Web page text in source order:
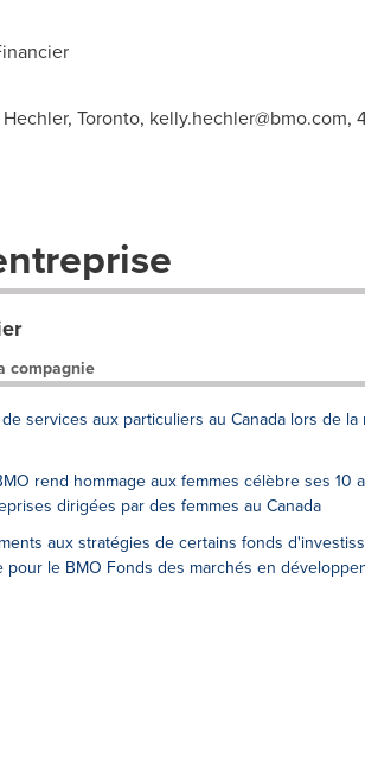
Toronto, kelly.hechler@bmo.com,
compagnie
services aux particuliers au Canada lors de
rend hommage aux femmes célèbre ses 10
dirigées par des femmes au Canada
aux stratégies de certains fonds
le BMO Fonds des marchés en